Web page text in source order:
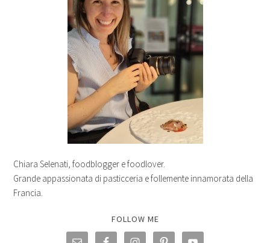
Chiara Selenati, foodblogger e foodlover.
Grande appassionata di pasticceria e follemente innamorata della
Francia.
FOLLOW ME